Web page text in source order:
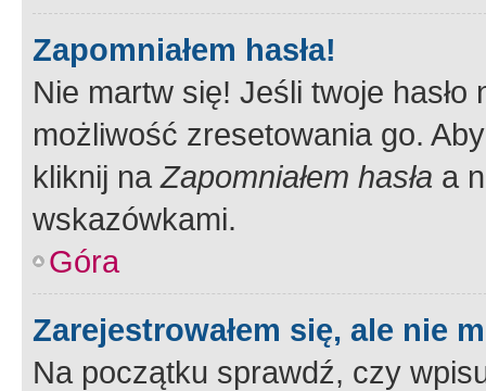
Zapomniałem hasła!
Nie martw się! Jeśli twoje
możliwość zresetowania go.
kliknij naZapomniałem hasła a
wskazówkami.
Góra
Zarejestrowałem się, ale nie
Na początku sprawdź, czy